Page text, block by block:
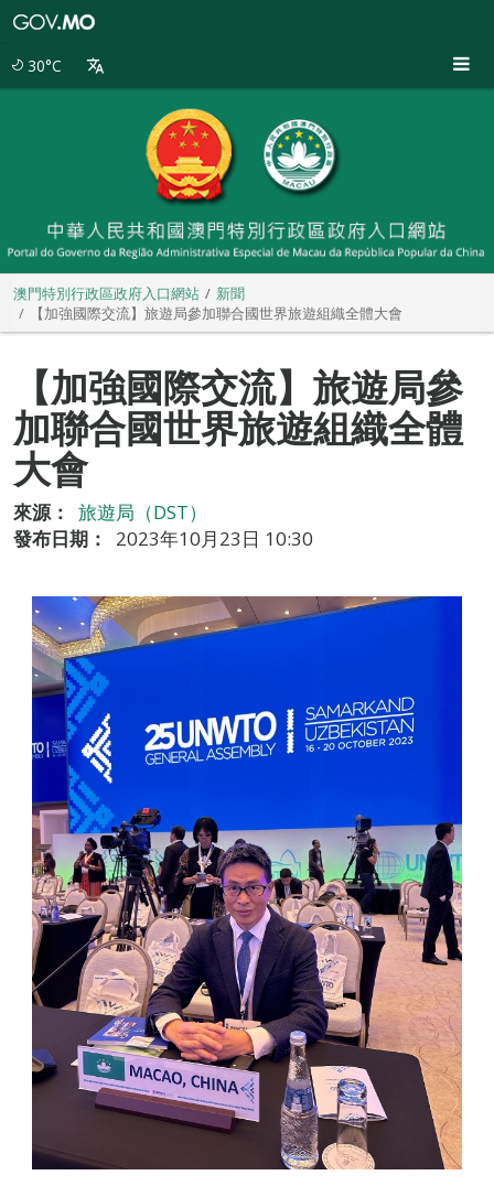
30°C
澳門特別行政區政府入口網站
新聞
【加強國際交流】旅遊局參加聯合國世界旅遊組織全體大會
【加強國際交流】旅遊局參
加聯合國世界旅遊組織全體
大會
來源：
旅遊局（DST）
發布日期：
2023年10月23日 10:30